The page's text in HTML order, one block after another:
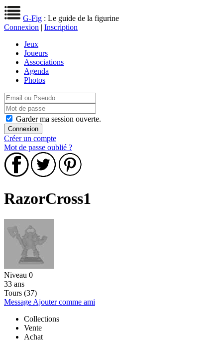
G-Fig : Le guide de la figurine
Connexion | Inscription
Jeux
Joueurs
Associations
Agenda
Photos
Garder ma session ouverte.
Créer un compte
Mot de passe oublié ?
RazorCross1
Niveau 0
33 ans
Tours (37)
Message Ajouter comme ami
Collections
Vente
Achat